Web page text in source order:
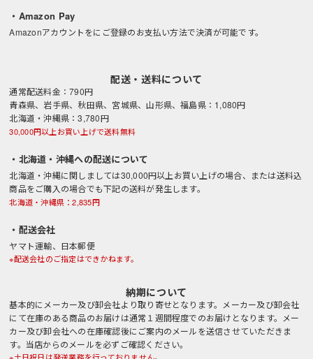
・Amazon Pay
Amazonアカウントをにご登録のお支払い方法で決済が可能です。
配送・送料について
通常配送料金：790円
青森県、岩手県、秋田県、宮城県、山形県、福島県：1,080円
北海道・沖縄県：3,780円
30,000円以上お買い上げで送料無料
・北海道・沖縄への配送について
北海道・沖縄に関しましては30,000円以上お買い上げの場合、または送料込
商品をご購入の場合でも下記の送料が発生します。
北海道・沖縄県：2,835円
・配送会社
ヤマト運輸、日本郵便
※配送会社のご指定はできかねます。
納期について
基本的にメーカー及び卸会社より取り寄せとなります。メーカー及び卸会社
にて在庫のある商品のお届けは通常１週間程度でのお届けとなります。メー
カー及び卸会社への在庫確認後にご案内のメールを送信させていただきま
す。当店からのメールを必ずご確認ください。
※土日祝日は発送業務を行っておりません。